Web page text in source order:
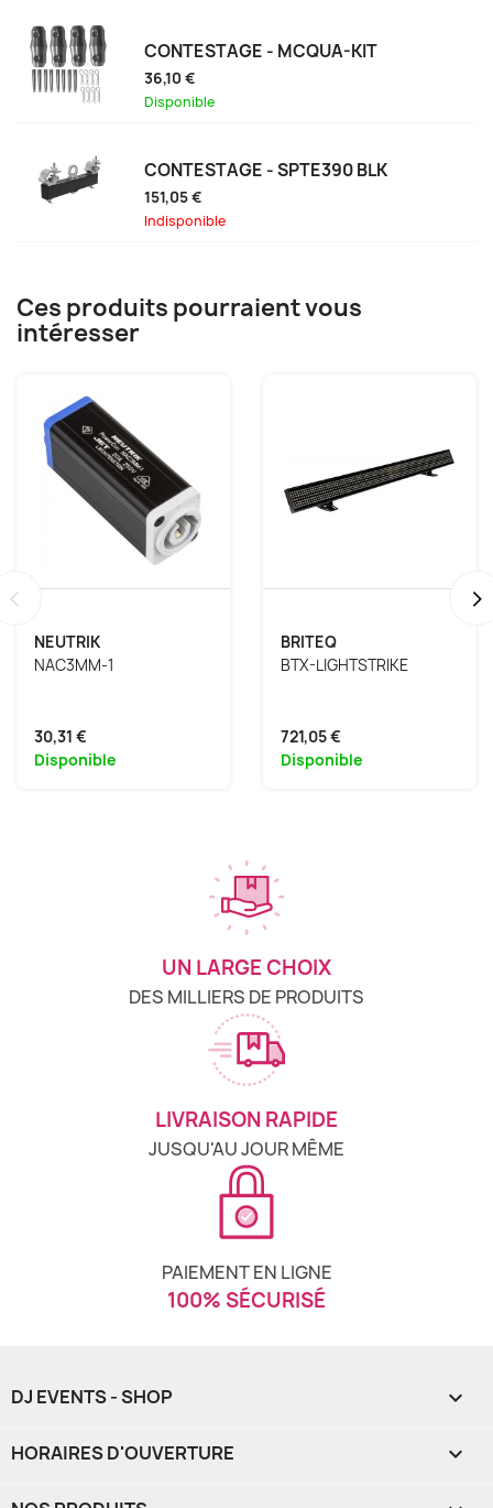
CONTESTAGE - MCQUA-KIT
36,10 €
Disponible
CONTESTAGE - SPTE390 BLK
151,05 €
Indisponible
Ces produits pourraient vous
intéresser
NEUTRIK
NAC3MM-1
30,31 €
Disponible
BRITEQ
BTX-LIGHTSTRIKE
721,05 €
Disponible
‹ ›
UN LARGE CHOIX
DES MILLIERS DE PRODUITS
LIVRAISON RAPIDE
JUSQU'AU JOUR MÊME
PAIEMENT EN LIGNE
100% SÉCURISÉ
DJ EVENTS - SHOP 
HORAIRES D'OUVERTURE 